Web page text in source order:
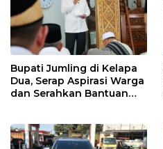
Bupati Jumling di Kelapa
Dua, Serap Aspirasi Warga
dan Serahkan Bantuan